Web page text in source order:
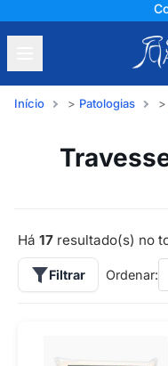
Início Patologias
Há 17 resultado(s) no
Filtrar Ordenar: